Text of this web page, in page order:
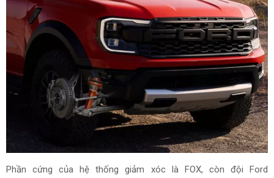
Phần cứng của hệ thống giảm xóc là FOX, còn đội Ford